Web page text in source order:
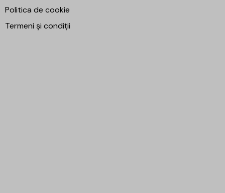
Politica de cookie
Termeni și condiții